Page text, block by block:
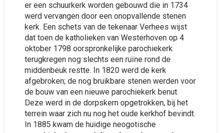
er een schuurkerk worden gebouwd die in 1734
werd vervangen door een onopvallende stenen
kerk. Een schets van de tekenaar Verhees wijst
dat toen de katholieken van Westerhoven op 4
oktober 1798 oorspronkelijke parochiekerk
terugkregen nog slechts een ruïne rond de
middenbeuk restte. In 1820 werd de kerk
afgebroken; de nog bruikbare stenen werden voor
de bouw van een nieuwe parochiekerk benut.
Deze werd in de dorpskern opgetrokken, bij het
terrein waar zich nu nog het oude kerkhof bevindt.
In 1885 kwam de huidige neogotische